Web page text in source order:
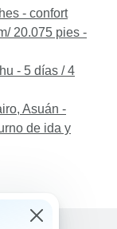
- confort
20.075 pies -
- 5 días / 4
Asuán -
de ida y